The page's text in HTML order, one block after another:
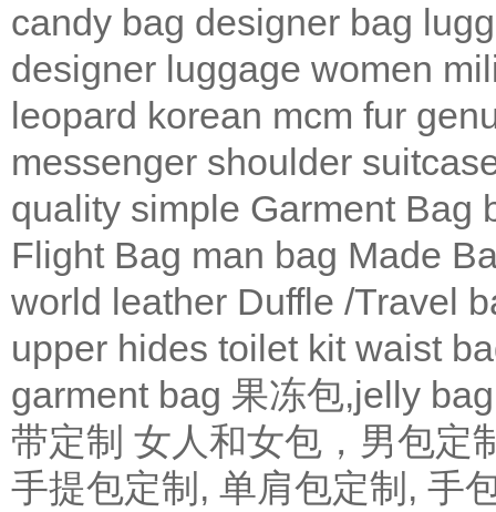
candy bag designer bag
designer luggage women
leopard korean mcm fur
messenger shoulder
quality simple Garment Bag
Flight Bag man bag Made
world leather Duffle /Travel
upper hides toilet kit waist
garment bag 果冻包,jelly bag
带定制 女人和女包，男包定
手提包定制, 单肩包定制 , 手